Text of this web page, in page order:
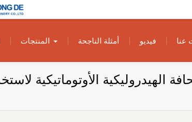
المنتجات أمثلة الناجحة فيديو عنا
الهيدروليكية الأوتوماتيكية